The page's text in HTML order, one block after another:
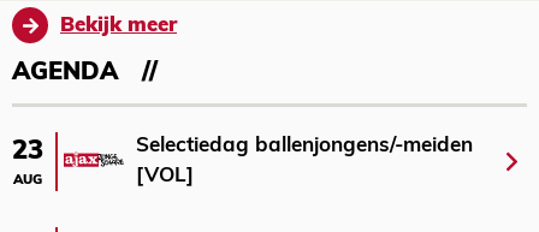
Bekijk meer
AGENDA
23
AUG
Selectiedag ballenjongens/-meiden
[VOL]